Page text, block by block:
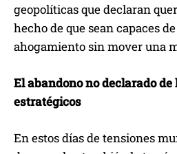
geopolíticas que declaran
hecho de que sean capaces
ahogamiento sin mover una
El abandono no declarado de
estratégicos
En estos días de tensiones